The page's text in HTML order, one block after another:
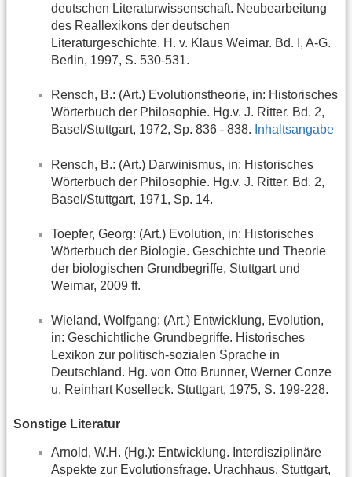
deutschen Literaturwissenschaft. Neubearbeitung
des Reallexikons der deutschen
Literaturgeschichte. H. v. Klaus Weimar. Bd. I, A-G.
Berlin, 1997, S. 530-531.
Rensch, B.: (Art.) Evolutionstheorie, in: Historisches
Wörterbuch der Philosophie. Hg.v. J. Ritter. Bd. 2,
Basel/Stuttgart, 1972, Sp. 836 - 838. Inhaltsangabe
Rensch, B.: (Art.) Darwinismus, in: Historisches
Wörterbuch der Philosophie. Hg.v. J. Ritter. Bd. 2,
Basel/Stuttgart, 1971, Sp. 14.
Toepfer, Georg: (Art.) Evolution, in: Historisches
Wörterbuch der Biologie. Geschichte und Theorie
der biologischen Grundbegriffe, Stuttgart und
Weimar, 2009 ff.
Wieland, Wolfgang: (Art.) Entwicklung, Evolution,
in: Geschichtliche Grundbegriffe. Historisches
Lexikon zur politisch-sozialen Sprache in
Deutschland. Hg. von Otto Brunner, Werner Conze
u. Reinhart Koselleck. Stuttgart, 1975, S. 199-228.
Sonstige Literatur
Arnold, W.H. (Hg.): Entwicklung. Interdisziplinäre
Aspekte zur Evolutionsfrage. Urachhaus, Stuttgart,